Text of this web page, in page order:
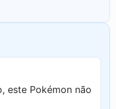
este Pokémon não